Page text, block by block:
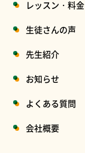
レッスン・料金
生徒さんの声
先生紹介
お知らせ
よくある質問
会社概要